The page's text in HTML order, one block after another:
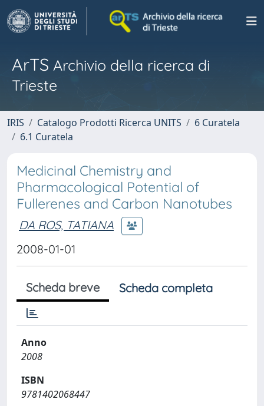
ArTS Archivio della ricerca di
Trieste
IRIS Catalogo Prodotti Ricerca UNITS
6 Curatela
6.1 Curatela
Medicinal Chemistry and
Pharmacological Potential of
Fullerenes and Carbon Nanotubes
DA ROS, TATIANA
2008-01-01
Scheda breve Scheda completa
Anno
2008
ISBN
9781402068447